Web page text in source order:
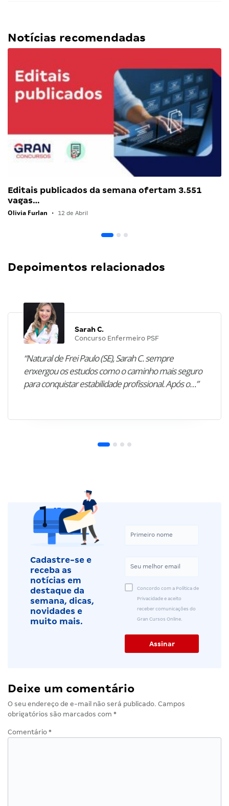
Notícias recomendadas
Editais publicados da semana ofertam 3.551
vagas…
Olivia Furlan • 12 de Abril
Depoimentos relacionados
Sarah C.
Concurso Enfermeiro PSF
“Natural de Frei Paulo (SE), Sarah C. sempre
enxergou os estudos como o caminho mais seguro
para conquistar estabilidade profissional. Após o…”
Cadastre-se e
receba as
notícias em
destaque da
semana, dicas,
novidades e
muito mais.
Concordo com a Política de
Privacidade e aceito
receber comunicações do
Gran Cursos Online.
Deixe um comentário
O seu endereço de e-mail não será publicado. Campos
obrigatórios são marcados com *
Comentário *